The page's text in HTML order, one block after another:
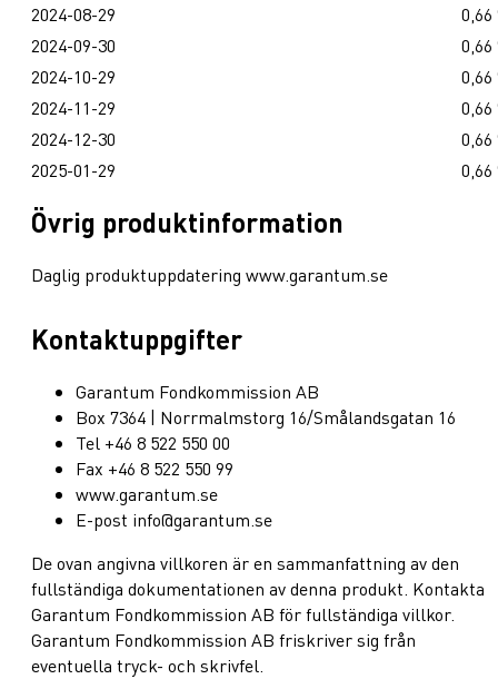
2024-08-29
0,66
2024-09-30
0,66
2024-10-29
0,66
2024-11-29
0,66
2024-12-30
0,66
2025-01-29
0,66
Övrig produktinformation
Daglig produktuppdatering www.garantum.se
Kontaktuppgifter
Garantum Fondkommission AB
Box 7364 | Norrmalmstorg 16/Smålandsgatan 16
Tel +46 8 522 550 00
Fax +46 8 522 550 99
www.garantum.se
E-post info@garantum.se
De ovan angivna villkoren är en sammanfattning av den
fullständiga dokumentationen av denna produkt. Kontakta
Garantum Fondkommission AB för fullständiga villkor.
Garantum Fondkommission AB friskriver sig från
eventuella tryck- och skrivfel.